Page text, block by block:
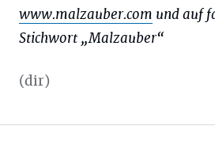
www.malzauber.com und auf
Stichwort „Malzauber“
(dir)